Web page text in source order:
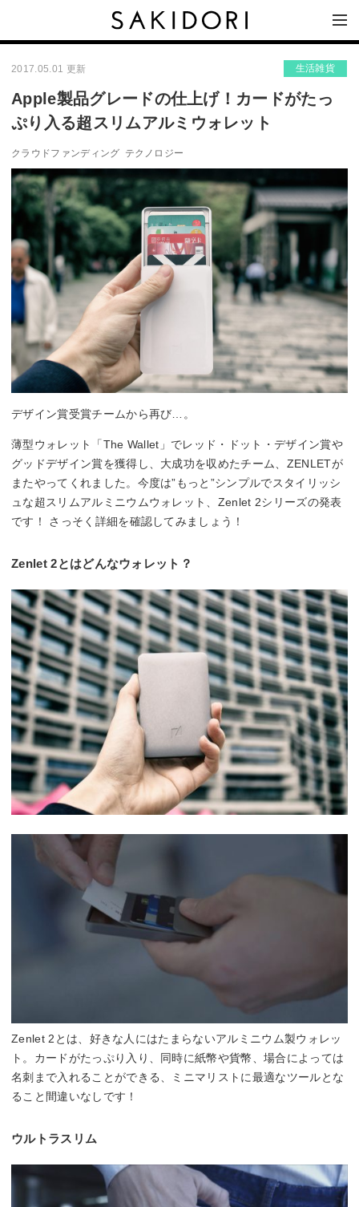
2017.05.01 更新 生活雑貨
Apple製品グレードの仕上げ！カードがたっ
ぷり入る超スリムアルミウォレット
クラウドファンディング テクノロジー
デザイン賞受賞チームから再び…。
薄型ウォレット「The Wallet」でレッド・ドット・デザイン賞や
グッドデザイン賞を獲得し、大成功を収めたチーム、ZENLETが
またやってくれました。今度は”もっと”シンプルでスタイリッシ
ュな超スリムアルミニウムウォレット、Zenlet 2シリーズの発表
です！ さっそく詳細を確認してみましょう！
Zenlet 2とはどんなウォレット？
Zenlet 2とは、好きな人にはたまらないアルミニウム製ウォレッ
ト。カードがたっぷり入り、同時に紙幣や貨幣、場合によっては
名刺まで入れることができる、ミニマリストに最適なツールとな
ること間違いなしです！
ウルトラスリム